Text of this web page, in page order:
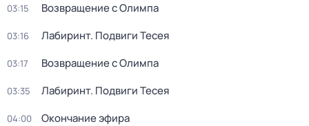
03:15 Возвращение с Олимпа
03:16 Лабиринт. Подвиги Тесея
03:17 Возвращение с Олимпа
03:35 Лабиринт. Подвиги Тесея
04:00 Окончание эфира